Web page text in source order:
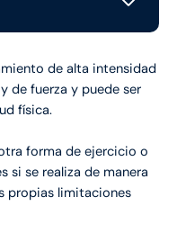
de alta intensidad
de fuerza y puede ser
física.
forma de ejercicio o
si se realiza de manera
propias limitaciones